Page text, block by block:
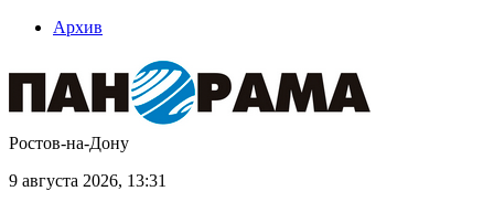
Архив
Ростов-на-Дону
9 августа 2026, 13:31